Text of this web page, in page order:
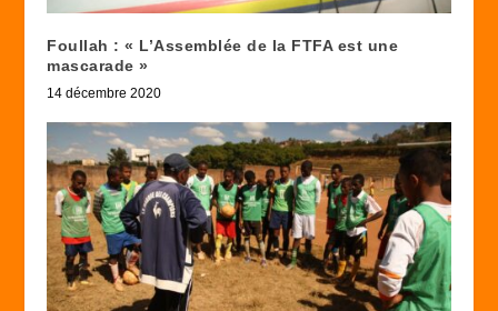
Foullah : « L’Assemblée de la FTFA est une
mascarade »
14 décembre 2020